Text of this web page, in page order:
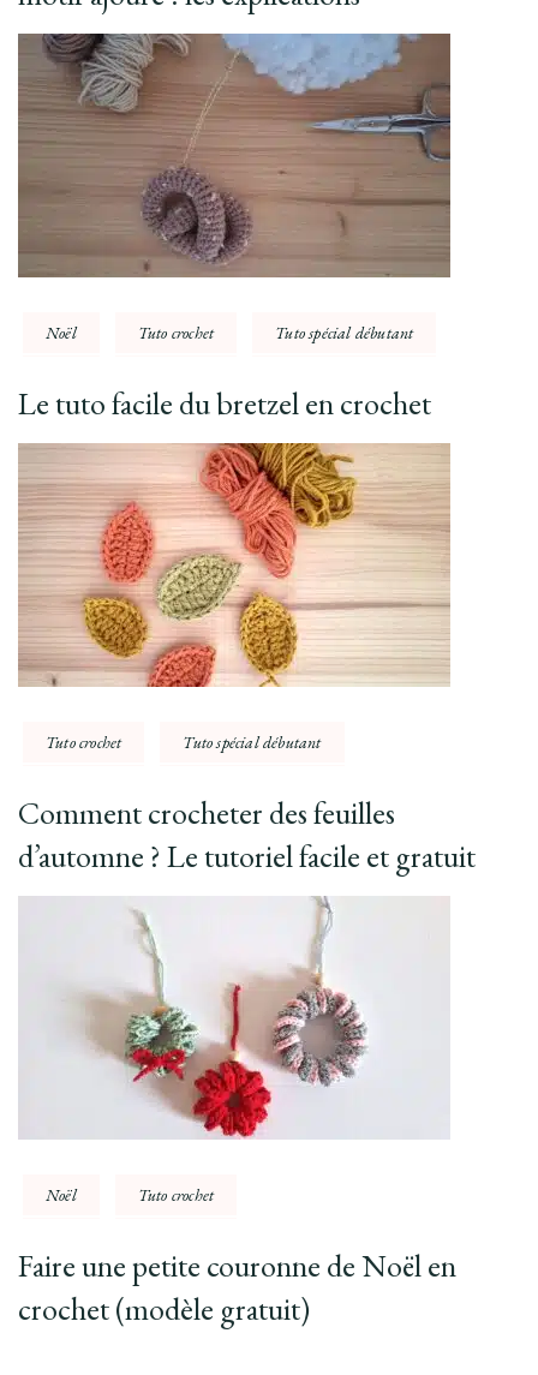
Noël Tuto crochet Tuto spécial débutant
Le tuto facile du bretzel en crochet
Tuto crochet Tuto spécial débutant
Comment crocheter des feuilles
d’automne ? Le tutoriel facile et gratuit
Noël Tuto crochet
Faire une petite couronne de Noël en
crochet (modèle gratuit)